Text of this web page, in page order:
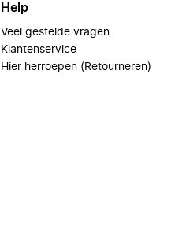
Help
Veel gestelde vragen
Klantenservice
Hier herroepen (Retourneren)